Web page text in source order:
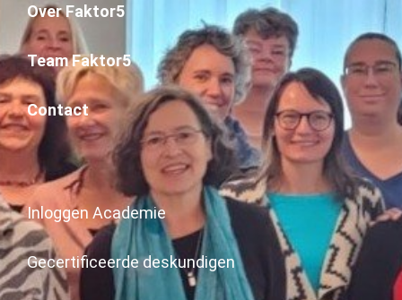
Over Faktor5
Team Faktor5
Contact
Inloggen Academie
Gecertificeerde deskundigen